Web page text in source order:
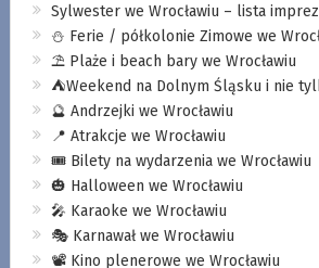
Sylwester we Wrocławiu – lista
⛄️ Ferie / półkolonie Zimowe we
⛱️ Plaże i beach bary we Wrocławiu
⛺️Weekend na Dolnym Śląsku i nie
🔮 Andrzejki we Wrocławiu
📍 Atrakcje we Wrocławiu
🎟️ Bilety na wydarzenia we Wrocławiu
🎃 Halloween we Wrocławiu
🎤 Karaoke we Wrocławiu
🎭 Karnawał we Wrocławiu
📽️ Kino plenerowe we Wrocławiu